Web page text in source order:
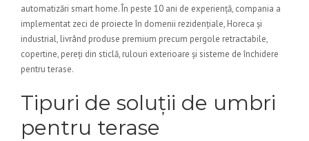
automatizări smart home. În peste 10 ani de experiență, compania a
implementat zeci de proiecte în domenii rezidențiale, Horeca și
industrial, livrând produse premium precum pergole retractabile,
copertine, pereți din sticlă, rulouri exterioare și sisteme de închidere
pentru terase.
Tipuri de soluții de umbri
pentru terase